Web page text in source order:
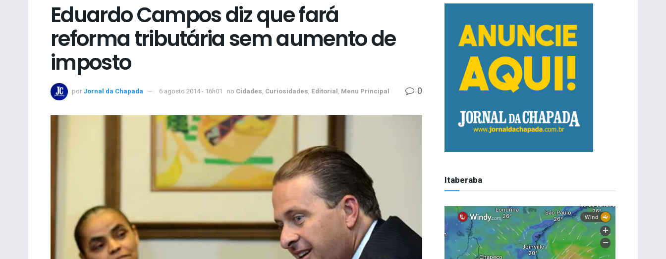
Eduardo Campos diz que fará
reforma tributária sem aumento de
imposto
por Jornal da Chapada 6 agosto 2014 - 16h01 no Cidades, Curiosidades, Editorial, Menu Principal 0
Itaberaba